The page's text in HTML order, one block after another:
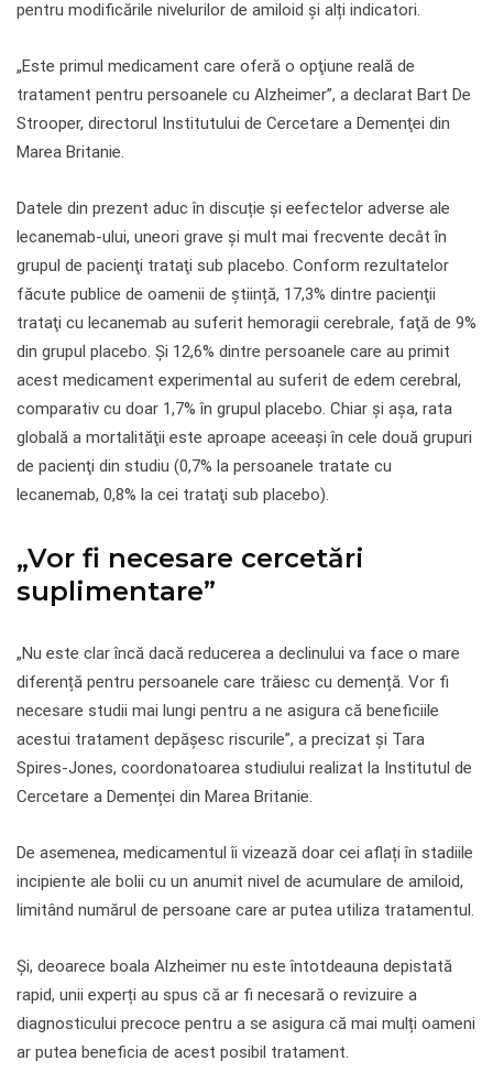
pentru modificările nivelurilor de amiloid și alți indicatori.
„Este primul medicament care oferă o opţiune reală de
tratament pentru persoanele cu Alzheimer”, a declarat Bart De
Strooper, directorul Institutului de Cercetare a Demenţei din
Marea Britanie.
Datele din prezent aduc în discuție și eefectelor adverse ale
lecanemab-ului, uneori grave şi mult mai frecvente decât în
grupul de pacienţi trataţi sub placebo. Conform rezultatelor
făcute publice de oamenii de știință, 17,3% dintre pacienţii
trataţi cu lecanemab au suferit hemoragii cerebrale, faţă de 9%
din grupul placebo. Şi 12,6% dintre persoanele care au primit
acest medicament experimental au suferit de edem cerebral,
comparativ cu doar 1,7% în grupul placebo. Chiar și așa, rata
globală a mortalităţii este aproape aceeaşi în cele două grupuri
de pacienţi din studiu (0,7% la persoanele tratate cu
lecanemab, 0,8% la cei trataţi sub placebo).
„Vor fi necesare cercetări
suplimentare”
„Nu este clar încă dacă reducerea a declinului va face o mare
diferență pentru persoanele care trăiesc cu demență. Vor fi
necesare studii mai lungi pentru a ne asigura că beneficiile
acestui tratament depășesc riscurile”, a precizat și Tara
Spires-Jones, coordonatoarea studiului realizat la Institutul de
Cercetare a Demenței din Marea Britanie.
De asemenea, medicamentul îi vizează doar cei aflați în stadiile
incipiente ale bolii cu un anumit nivel de acumulare de amiloid,
limitând numărul de persoane care ar putea utiliza tratamentul.
Și, deoarece boala Alzheimer nu este întotdeauna depistată
rapid, unii experți au spus că ar fi necesară o revizuire a
diagnosticului precoce pentru a se asigura că mai mulți oameni
ar putea beneficia de acest posibil tratament.